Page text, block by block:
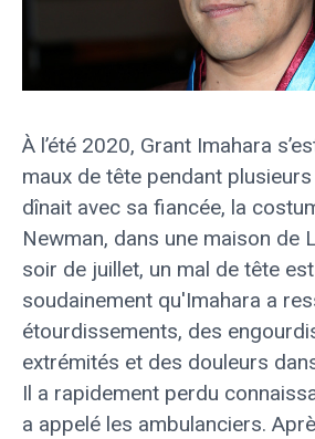
À l’été 2020, Grant Imahara
maux de tête pendant
dînait avec sa fiancée, la
Newman, dans une maison de
soir de juillet, un mal de tête
soudainement qu'Imahara a
étourdissements, des
extrémités et des douleurs
Il a rapidement perdu
a appelé les ambulanciers.